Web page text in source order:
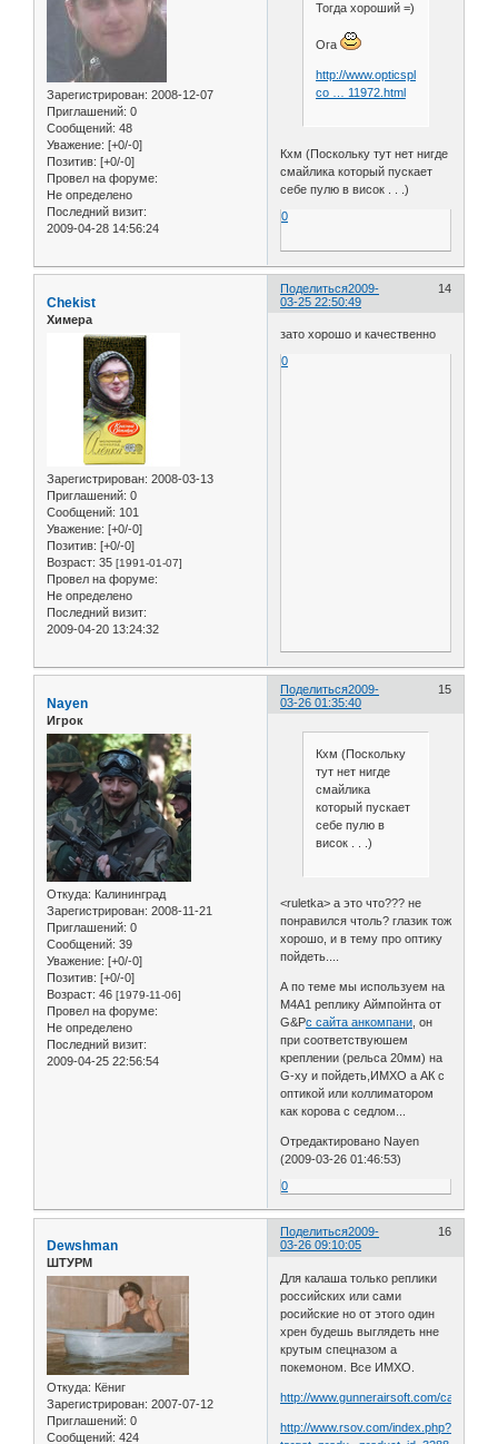
Зарегистрирован: 2008-12-07
Приглашений: 0
Сообщений: 48
Уважение: [+0/-0]
Позитив: [+0/-0]
Провел на форуме:
Не определено
Последний визит:
2009-04-28 14:56:24
Тогда хороший =)
Ога
http://www.opticsplanet.net/
co … 11972.html
Кхм (Поскольку тут нет нигде
смайлика который пускает
себе пулю в висок . . .)
0
Поделиться 14
2009-
03-25 22:50:49
Chekist
Химера
Зарегистрирован: 2008-03-13
Приглашений: 0
Сообщений: 101
Уважение: [+0/-0]
Позитив: [+0/-0]
Возраст: 35 [1991-01-07]
Провел на форуме:
Не определено
Последний визит:
2009-04-20 13:24:32
зато хорошо и качественно
0
Поделиться 15
2009-
03-26 01:35:40
Nayen
Игрок
Откуда: Калининград
Зарегистрирован: 2008-11-21
Приглашений: 0
Сообщений: 39
Уважение: [+0/-0]
Позитив: [+0/-0]
Возраст: 46 [1979-11-06]
Провел на форуме:
Не определено
Последний визит:
2009-04-25 22:56:54
Кхм (Поскольку
тут нет нигде
смайлика
который пускает
себе пулю в
висок . . .)
<ruletka> а это что??? не
понравился чтоль? глазик тож
хорошо, и в тему про оптику
пойдеть....
А по теме мы используем на
М4А1 реплику Аймпойнта от
G&Pс сайта анкомпани , он
при соответствуюшем
креплении (рельса 20мм) на
G-ху и пойдеть,ИМХО а АК с
оптикой или коллиматором
как корова с седлом...
Отредактировано Nayen
(2009-03-26 01:46:53)
0
Поделиться 16
2009-
03-26 09:10:05
Dewshman
ШТУРМ
Откуда: Кёниг
Зарегистрирован: 2007-07-12
Приглашений: 0
Сообщений: 424
Для калаша только реплики
российских или сами
росийские но от этого один
хрен будешь выглядеть нне
крутым спецназом а
покемоном. Все ИМХО.
http://www.gunnerairsoft.com/catalog/
http://www.rsov.com/index.php?